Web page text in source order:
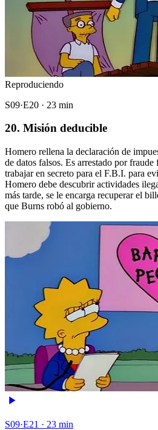
Reproduciendo
S09·E20 · 23 min
20. Misión deducible
Homero rellena la declaración de
de datos falsos. Es arrestado por
trabajar en secreto para el F.B.I. para
Homero debe descubrir actividades
más tarde, se le encarga recuperar el
que Burns robó al gobierno.
S09·E21 · 23 min